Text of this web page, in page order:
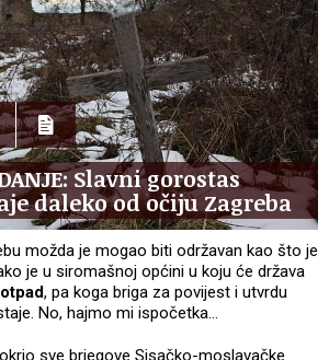
Slavni gorostas
daleko od očiju Zagreba
možda je mogao biti održavan kao što je
je u siromašnoj općini u koju će država
, pa koga briga za povijest i utvrdu
No, hajmo mi ispočetka…
sve brjegove Sisačko-moslavačke